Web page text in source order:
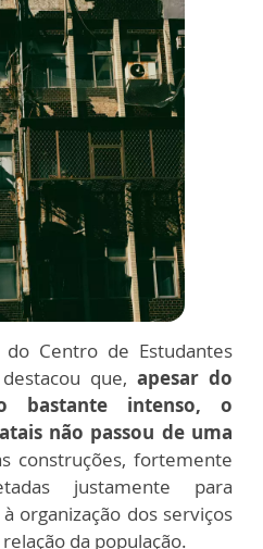
do Centro de Estudantes
que, apesar do
bastante intenso, o
não passou de uma
construções, fortemente
justamente para
organização dos serviços
da população.